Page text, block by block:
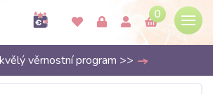
0
věrnostní program >>